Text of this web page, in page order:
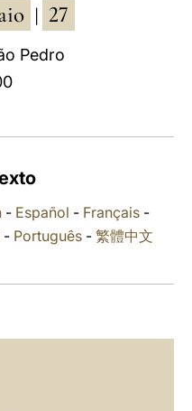
27
Pedro
- Español - Français-
- Português- 繁體中文